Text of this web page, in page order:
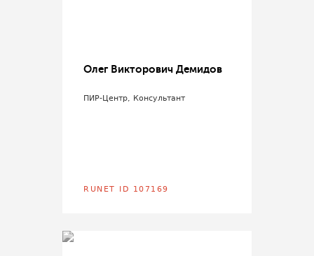
Олег Викторович Демидов
ПИР-Центр, Консультант
RUNET ID 107169